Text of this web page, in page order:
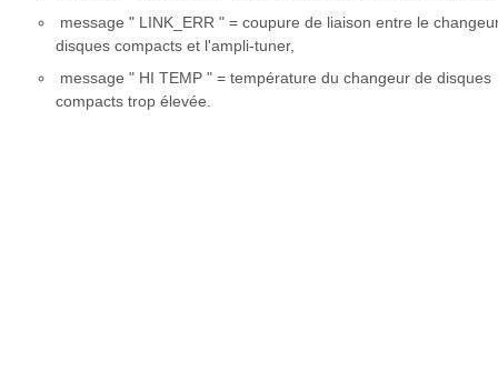
message " LINK_ERR " = coupure de liaison entre le
disques compacts et l'ampli-tuner,
message " HI TEMP " = température du changeur de disques
compacts trop élevée.